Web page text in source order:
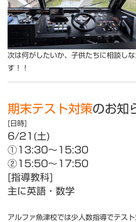
次は何がしたいか、子供たちに相談し
す！！
期末テスト対策のお知
[日時]
6/21(土)
①13:30～15:30
②15:50～ 17:50
[指導教科]
主に英語・数学
アルファ魚津校では少人数指導でテスト